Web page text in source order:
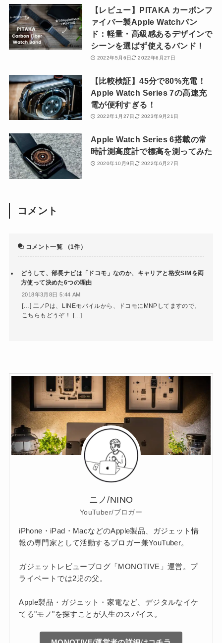
【レビュー】PITAKA カーボンフ
ァイバー製Apple Watchバン
ド：軽量・高級感あるデザインで
シーンを選ばず使えるバンド！
2022年5月6日 2022年6月27日
【比較検証】45分で80%充電！
Apple Watch Series 7の高速充
電が便利すぎる！
2022年1月27日 2023年9月21日
Apple Watch Series 6搭載の常
時計測高度計で標高を測ってみた
2020年10月9日 2022年6月27日
コメント
コメント一覧 （1件）
どうして、部長ナビは「ドコモ」なのか、キャリアと格安SIMを両
方使って決めた6つの理由
2018年3月8日 5:44 AM
[…] 二ノPは、LINEモバイルから、ドコモにMNPしてますので、
こちらもどうぞ！ […]
ニノ/NINO
YouTuber/ブロガー
iPhone・iPad・MacなどのApple製品、ガジェット情
報の専門家として活動するブロガー兼YouTuber。
ガジェットレビューブログ「MONOTIVE」運営。プ
ライベートでは2児の父。
Apple製品・ガジェット・家電など、デジタルなイケ
てる"モノ"を探すことが人生のスパイス。